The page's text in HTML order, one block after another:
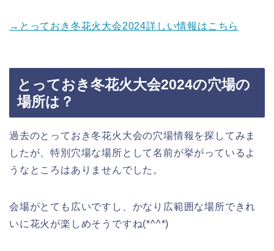
→とっておき冬花火大会2024詳しい情報はこちら
とっておき冬花火大会2024の穴場の
場所は？
過去のとっておき冬花火大会の穴場情報を探してみま
したが、特別穴場な場所として名前が挙がっているよ
うなところはありませんでした。
会場がとても広いですし、かなり広範囲な場所できれ
いに花火が楽しめそうですね(*^^*)